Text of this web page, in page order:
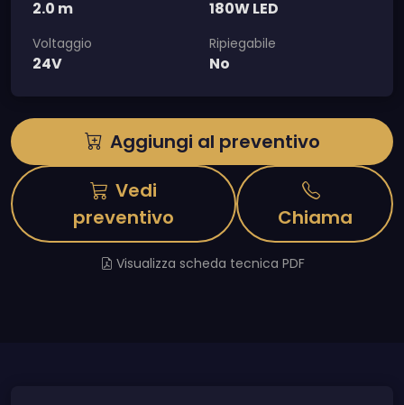
2.0 m 180W LED
Voltaggio
24V
Ripiegabile
No
Aggiungi al preventivo
Vedi
preventivo
Chiama
Visualizza scheda tecnica PDF